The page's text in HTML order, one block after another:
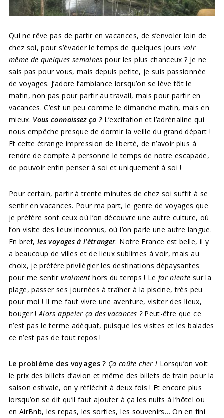
Qui ne rêve pas de partir en vacances, de s’envoler loin de
chez soi, pour s’évader le temps de quelques jours voir
même de quelques semaines pour les plus chanceux ? Je ne
sais pas pour vous, mais depuis petite, je suis passionnée
de voyages. J’adore l’ambiance lorsqu’on se lève tôt le
matin, non pas pour partir au travail, mais pour partir en
vacances. C’est un peu comme le dimanche matin, mais en
mieux. Vous connaissez ça ?L’excitation et l’adrénaline qui
nous empêche presque de dormir la veille du grand départ !
Et cette étrange impression de liberté, de n’avoir plus à
rendre de compte à personne le temps de notre escapade,
de pouvoir enfin penser à soiet uniquement à soi !
Pour certain, partir à trente minutes de chez soi suffit à se
sentir en vacances. Pour ma part, le genre de voyages que
je préfère sont ceux où l’on découvre une autre culture, où
l’on visite des lieux inconnus, où l’on parle une autre langue.
En bref,les voyages à l’étranger. Notre France est belle, il y
a beaucoup de villes et de lieux sublimes à voir, mais au
choix, je préfère privilégier les destinations dépaysantes
pour me sentirvraimenthors du temps ! Le far niente sur la
plage, passer ses journées à traîner à la piscine, très peu
pour moi ! Il me faut vivre une aventure, visiter des lieux,
bouger ! Alors appeler ça des vacances ?Peut-être que ce
n’est pas le terme adéquat, puisque les visites et les balades
ce n’est pas de tout repos !
Le problème des voyages ? Ça coûte cher ! Lorsqu’on voit
le prix des billets d’avion et même des billets de train pour la
saison estivale, on y réfléchit à deux fois ! Et encore plus
lorsqu’on se dit qu’il faut ajouter à ça les nuits à l’hôtel ou
en AirBnb, les repas, les sorties, les souvenirs… On en fini